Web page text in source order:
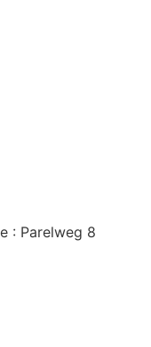
: Parelweg 8